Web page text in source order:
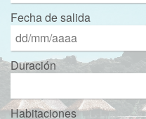
Fecha de salida
Duración
Habitaciones